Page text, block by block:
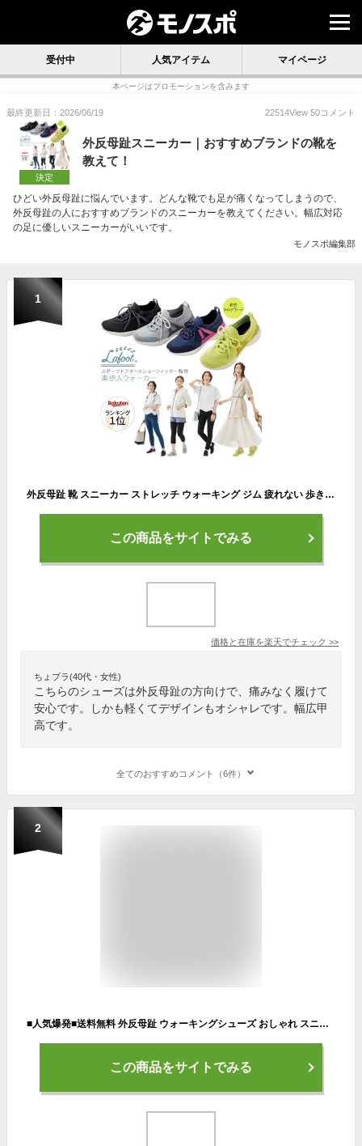
受付中 人気アイテム マイページ
本ページはプロモーションを含みます
最終更新日：2026/06/19 22514View 50コメント
決定
外反母趾スニーカー｜おすすめブランドの靴を
教えて！
ひどい外反母趾に悩んでいます。どんな靴でも足が痛くなってしまうので、
外反母趾の人におすすめブランドのスニーカーを教えてください。幅広対応
の足に優しいスニーカーがいいです。
モノスポ編集部
1
外反母趾 靴 スニーカー ストレッチ ウォーキング ジム 疲れない 歩きやすい 軽い 足裏アーチ 補整 疲れにくい 痛くないコンフォート 4E ストレッチ 幅広 甲高 ワイド シューズ レディース ウォーキングシューズ レディース 勝野式 Lafoot 楽歩人ウォーカー PR TIMES
この商品をサイトでみる
価格と在庫を楽天でチェック >>
ちょプラ(40代・女性)
こちらのシューズは外反母趾の方向けで、痛みなく履けて
安心です。しかも軽くてデザインもオシャレです。幅広甲
高です。
全てのおすすめコメント（6件）
2
■人気爆発■送料無料 外反母趾 ウォーキングシューズ おしゃれ スニーカー レディース 疲れにくい 厚底 黒 白 コンフォートシューズ カジュアルシューズ 運動靴 美脚効果 激安 歩きやすい 疲れない くつ 脱げない
この商品をサイトでみる